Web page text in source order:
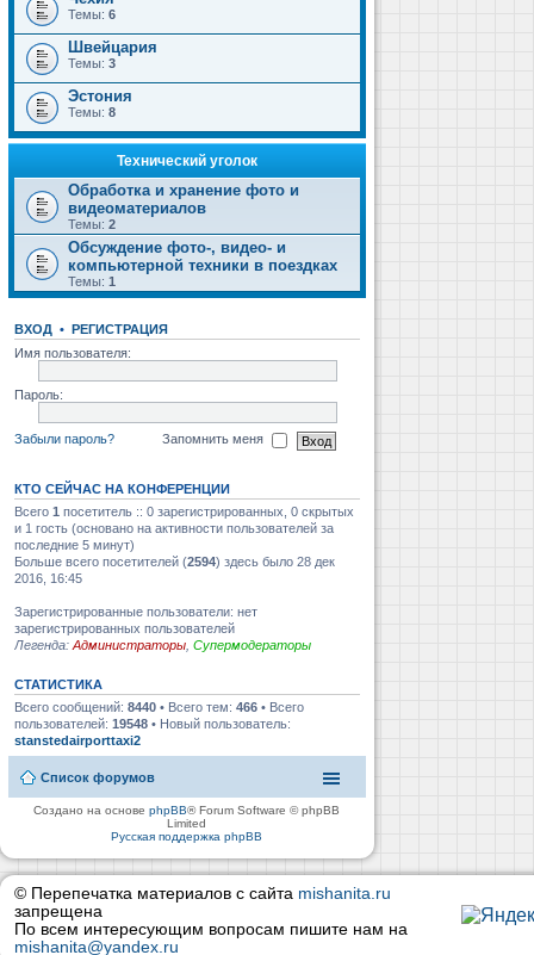
Темы: 6
Швейцария
Темы: 3
Эстония
Темы: 8
Технический уголок
Обработка и хранение фото и
видеоматериалов
Темы: 2
Обсуждение фото-, видео- и
компьютерной техники в поездках
Темы: 1
ВХОД • РЕГИСТРАЦИЯ
Имя пользователя:
Пароль:
Забыли пароль? Запомнить меня
КТО СЕЙЧАС НА КОНФЕРЕНЦИИ
Всего 1 посетитель :: 0 зарегистрированных, 0 скрытых
и 1 гость (основано на активности пользователей за
последние 5 минут)
Больше всего посетителей (2594) здесь было 28 дек
2016, 16:45
Зарегистрированные пользователи: нет
зарегистрированных пользователей
Легенда: Администраторы Супермодераторы
СТАТИСТИКА
Всего сообщений: 8440 • Всего тем: 466 • Всего
пользователей: 19548 • Новый пользователь:
stanstedairporttaxi2
Список форумов
Создано на основеphpBB® Forum Software © phpBB
Limited
Русская поддержка phpBB
© Перепечатка материалов с сайта mishanita.ru
запрещена
По всем интересующим вопросам пишите нам на
mishanita@yandex.ru